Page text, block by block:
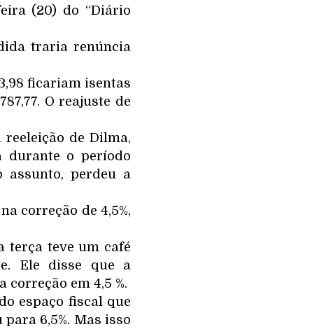
(20) do “Diário
traria renúncia
ficariam isentas
O reajuste de
de Dilma,
durante o período
perdeu a
correção de 4,5%,
terça teve um café
Ele disse que a
em 4,5 %.
espaço fiscal que
6,5%. Mas isso